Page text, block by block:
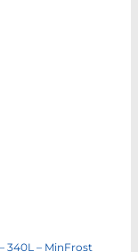
340L – MinFrost